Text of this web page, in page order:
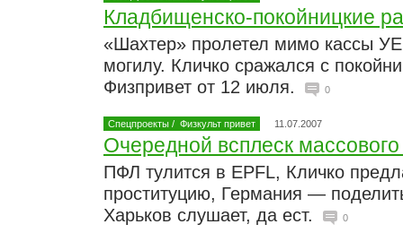
Кладбищенско-покойницкие
«Шахтер» пролетел мимо кассы
могилу. Кличко сражался с
Физпривет от 12 июля.
0
Спецпроекты / Физкульт привет 11.07.2007
Очередной всплеск
ПФЛ тулится в EPFL, Кличко
проституцию, Германия —
Харьков слушает, да ест.
0